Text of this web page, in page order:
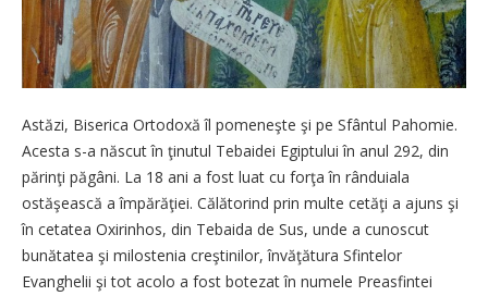
Astăzi, Biserica Ortodoxă îl pomeneşte şi pe Sfântul Pahomie.
Acesta s-a născut în ţinutul Tebaidei Egiptului în anul 292, din
părinţi păgâni. La 18 ani a fost luat cu forţa în rânduiala
ostăşească a împărăţiei. Călătorind prin multe cetăţi a ajuns şi
în cetatea Oxirinhos, din Tebaida de Sus, unde a cunoscut
bunătatea şi milostenia creştinilor, învăţătura Sfintelor
Evanghelii şi tot acolo a fost botezat în numele Preasfintei